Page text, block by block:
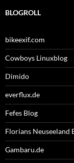
BLOGROLL
bikeexif.com
Cowboys Linuxblog
Dimido
everflux.de
Fefes Blog
Florians Neuseeland
Gambaru.de